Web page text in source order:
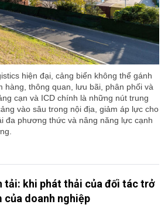
hiện đại, cảng biển không thể gánh
hàng, thông quan, lưu bãi, phân phối và
cạn và ICD chính là những nút trung
vào sâu trong nội địa, giảm áp lực cho
đa phương thức và nâng năng lực cạnh
tải: khi phát thải của đối tác trở
của doanh nghiệp